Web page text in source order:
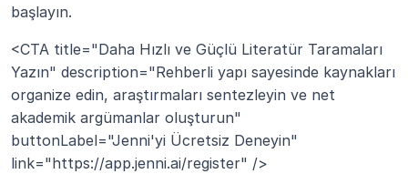
başlayın.
<CTA title="Daha Hızlı ve Güçlü Literatür Taramaları
Yazın" description="Rehberli yapı sayesinde kaynakları
organize edin, araştırmaları sentezleyin ve net
akademik argümanlar oluşturun"
buttonLabel="Jenni'yi Ücretsiz Deneyin"
link="https://app.jenni.ai/register" />